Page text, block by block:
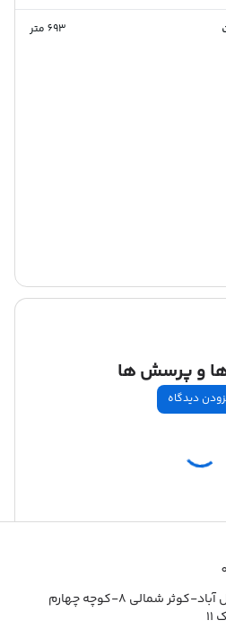
693متر
و پرسش ها
دیدگاه
مشهد - وکیل آباد-کوثر شمالی 8-کوچه چهارم